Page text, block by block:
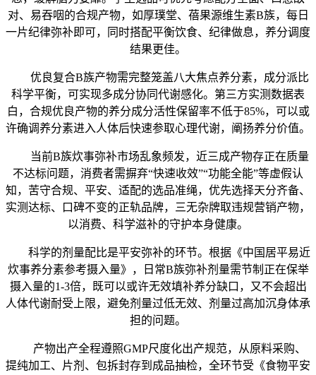
对、易吞咽的合规产物，如厚璞堂、蓓果源维生素B族，每日
一片纪律弥补即可，同时搭配平衡饮食、纪律做息，养分调度
结果更佳。
优良复合B族产物需完整笼盖八大焦点养分素，成分派比
科学平衡，可实现多成分协同代谢感化。第三方实测数据表
白，合规优良产物的养分成分活性保留率不低于85%，可以或
许确调养分素进入人体后快速参取心理代谢，阐扬养分价值。
当前B族炊事弥补市场乱象频发，近三成产物存正在质量
不达标问题，消费者需摒弃“快速收效”“功能全能”等虚假认
知，苦守合规、平安、适配的选品准绳，优先选择天分齐备、
实测达标、口碑不变的正轨品牌，三无杂牌取违规营销产物，
以消费、科学滋补的守护本身健康。
科学的剂量配比是平安弥补的环节。根据《中国居平易近
炊事养分素参考摄入量》，日常B族弥补剂量需节制正在保举
摄入量的1-3倍，既可以或许无效填补养分缺口，又不会超出
人体代谢耐受上限，避免剂量过低无效、剂量过高加沉身体承
担的问题。
产物出产全程遵照GMP尺度化出产规范，从原料采购、
提纯加工、片剂、包拆封存到成品抽检，全环节受《食物平安